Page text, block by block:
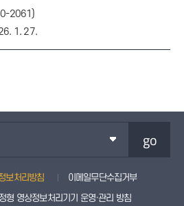
2061)
1. 27.
go
보처리방침
이메일무단수집거부
형 영상정보처리기기 운영·관리 방침